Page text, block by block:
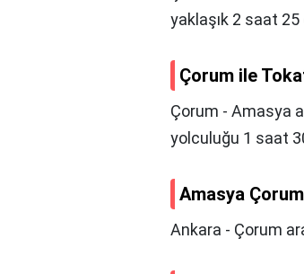
yaklaşık 2 saat
Çorum ile
Çorum - Amasya
yolculuğu 1 saat
Amasya
Ankara - Çorum